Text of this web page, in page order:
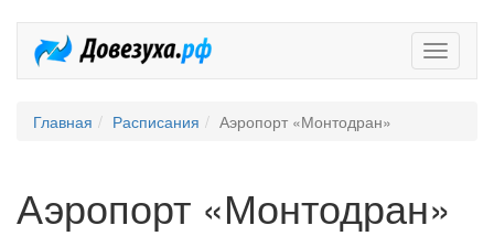
Главная Расписания Аэропорт «Монтодран»
Аэропорт «Монтодран»